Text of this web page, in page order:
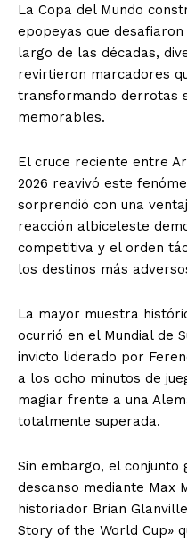
La Copa del Mundo
epopeyas que
largo de las décadas,
revirtieron marcadores
transformando derrotas
memorables.
El cruce reciente entre
2026 reavivó este
sorprendió con una
reacción albiceleste
competitiva y el orden
los destinos más
La mayor muestra
ocurrió en el Mundial de
invicto liderado por
a los ocho minutos de
magiar frente a una
totalmente superada.
Sin embargo, el conjunto
descanso mediante Max
historiador Brian
Story of the World Cup»